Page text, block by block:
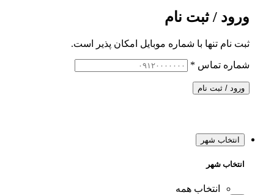
ورود / ثبت نام
ثبت نام تنها با شماره موبایل امکان پذیر است.
شماره تماس *
ورود / ثبت نام
انتخاب شهر
انتخاب شهر
انتخاب همه